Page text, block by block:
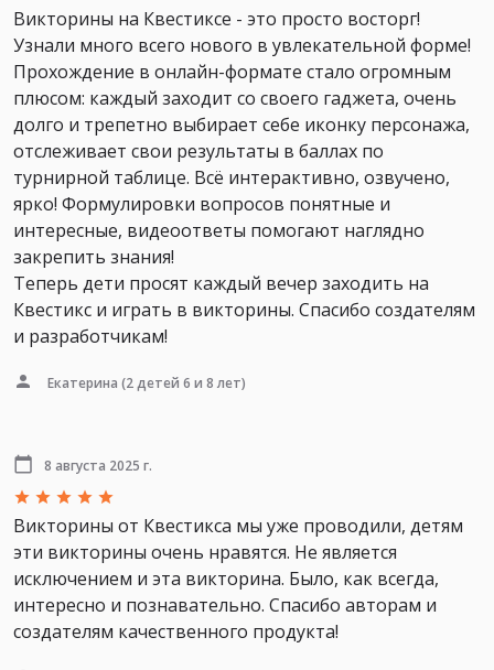
Викторины на Квестиксе - это просто восторг!
Узнали много всего нового в увлекательной форме!
Прохождение в онлайн-формате стало огромным
плюсом: каждый заходит со своего гаджета, очень
долго и трепетно выбирает себе иконку персонажа,
отслеживает свои результаты в баллах по
турнирной таблице. Всё интерактивно, озвучено,
ярко! Формулировки вопросов понятные и
интересные, видеоответы помогают наглядно
закрепить знания!
Теперь дети просят каждый вечер заходить на
Квестикс и играть в викторины. Спасибо создателям
и разработчикам!
Екатерина (2 детей 6 и 8 лет)
8 августа 2025 г.
Викторины от Квестикса мы уже проводили, детям
эти викторины очень нравятся. Не является
исключением и эта викторина. Было, как всегда,
интересно и познавательно. Спасибо авторам и
создателям качественного продукта!